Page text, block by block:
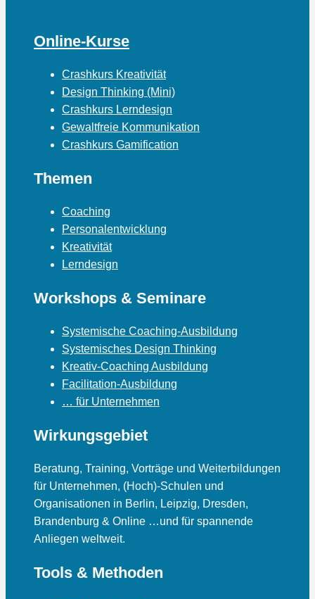
Online-Kurse
Crashkurs Kreativität
Design Thinking (Mini)
Crashkurs Lerndesign
Gewaltfreie Kommunikation
Crashkurs Gamification
Themen
Coaching
Personalentwicklung
Kreativität
Lerndesign
Workshops & Seminare
Systemische Coaching-Ausbildung
Systemisches Design Thinking
Kreativ-Coaching Ausbildung
Facilitation-Ausbildung
… für Unternehmen
Wirkungsgebiet
Beratung, Training, Vorträge und Weiterbildungen
für Unternehmen, (Hoch)-Schulen und
Organisationen in Berlin, Leipzig, Dresden,
Brandenburg & Online …und für spannende
Anliegen weltweit.
Tools & Methoden